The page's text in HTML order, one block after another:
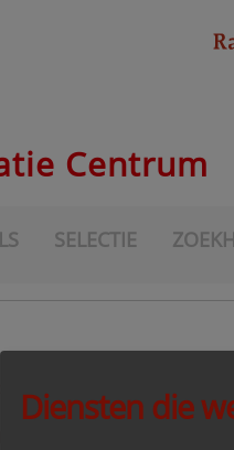
Centrum
SELECTIE
A.J.M. Blijlevens
Diensten die